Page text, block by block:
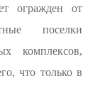
огражден от
поселки
комплексов,
что только в